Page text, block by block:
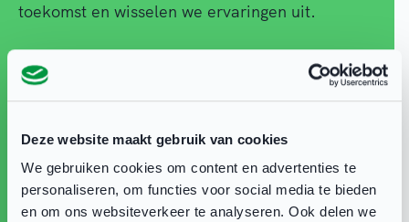
Deze website maakt gebruik van cookies
We gebruiken cookies om content en advertenties te
personaliseren, om functies voor social media te bieden
en om ons websiteverkeer te analyseren. Ook delen we
toekomst en wisselen we ervaringen uit.
Beleidsambtenaar Sport Catharina Mulders sluit
aan om vanuit de Gemeente Deventer de laatste
om dit netwerkoverleg bij te wonen, dan kunt u
dit kenbaar maken via
sportievevereniging@sportbedrijfdeventer.nl, en